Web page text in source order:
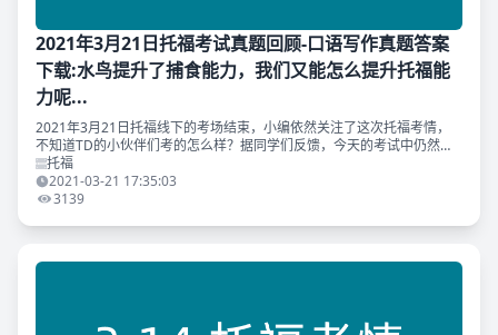
2021年3月21日托福考试真题回顾-口语写作真题答案
下载:水鸟提升了捕食能力，我们又能怎么提升托福能
力呢...
2021年3月21日托福线下的考场结束，小编依然关注了这次托福考情，
不知道TD的小伙伴们考的怎么样？据同学们反馈，今天的考试中仍然出
现了部分的原题。 另外，TD原创出版物《托福写作120（第二版）》和C
版冲分集训
托福
2021-03-21 17:35:03
3139